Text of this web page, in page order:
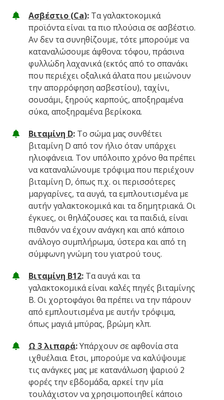
Ασβέστιο (Ca): Τα γαλακτοκομικά
προϊόντα είναι τα πιο πλούσια σε ασβέστιο.
Αν δεν τα συνηθίζουμε, τότε μπορούμε να
καταναλώσουμε άφθονα: τόφου, πράσινα
φυλλώδη λαχανικά (εκτός από το σπανάκι
που περιέχει οξαλικά άλατα που μειώνουν
την απορρόφηση ασβεστίου), ταχίνι,
σουσάμι, ξηρούς καρπούς, αποξηραμένα
σύκα, αποξηραμένα βερίκοκα.
Βιταμίνη D: Το σώμα μας συνθέτει
βιταμίνη D από τον ήλιο όταν υπάρχει
ηλιοφάνεια. Τον υπόλοιπο χρόνο θα πρέπει
να καταναλώνουμε τρόφιμα που περιέχουν
βιταμίνη D, όπως π.χ. οι περισσότερες
μαργαρίνες, τα αυγά, τα εμπλουτισμένα με
αυτήν γαλακτοκομικά και τα δημητριακά. Οι
έγκυες, οι θηλάζουσες και τα παιδιά, είναι
πιθανόν να έχουν ανάγκη και από κάποιο
ανάλογο συμπλήρωμα, ύστερα και από τη
σύμφωνη γνώμη του γιατρού τους.
Βιταμίνη B12: Τα αυγά και τα
γαλακτοκομικά είναι καλές πηγές βιταμίνης
B. Οι χορτοφάγοι θα πρέπει να την πάρουν
από εμπλουτισμένα με αυτήν τρόφιμα,
όπως μαγιά μπύρας, βρώμη κλπ.
Ω 3 λιπαρά:Υπάρχουν σε αφθονία στα
ιχθυέλαια. ΄Ετσι, μπορούμε να καλύψουμε
τις ανάγκες μας με κατανάλωση ψαριού 2
φορές την εβδομάδα, αρκεί την μία
τουλάχιστον να χρησιμοποιηθεί κάποιο